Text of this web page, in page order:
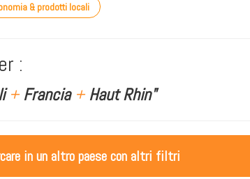
& prodotti locali
:
+Francia +Haut Rhin"
in un altro paese con altri filtri